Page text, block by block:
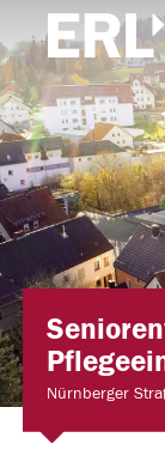
Nürnberger